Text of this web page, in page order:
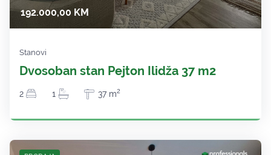
192.000,00 KM
Stanovi
Dvosoban stan Pejton Ilidža 37 m2
2 1 37 m2